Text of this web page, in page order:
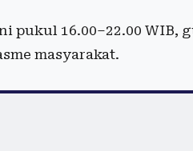
16.00–22.00 WIB,
masyarakat.